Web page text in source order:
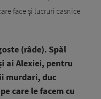
face și lucruri casnice
(râde). Spăl
ai Alexiei, pentru
murdari, duc
care le facem cu